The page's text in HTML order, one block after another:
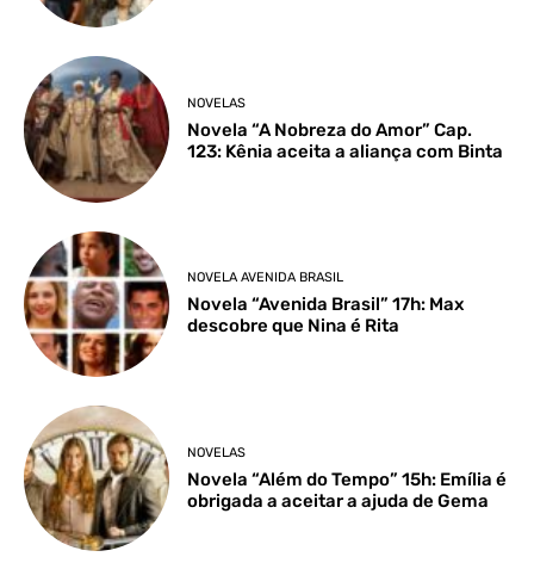
NOVELAS
Novela “A Nobreza do Amor” Cap.
123: Kênia aceita a aliança com Binta
NOVELA AVENIDA BRASIL
Novela “Avenida Brasil” 17h: Max
descobre que Nina é Rita
NOVELAS
Novela “Além do Tempo” 15h: Emília é
obrigada a aceitar a ajuda de Gema